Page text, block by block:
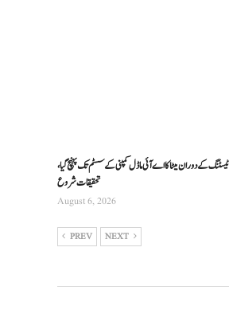
ٹیسٹنگ کے دوران میٹا کا اے آئی ماڈل کمپنی کے سسٹم تک پہنچ گیا،
تحقیقات شروع
August 6, 2026
PREV NEXT